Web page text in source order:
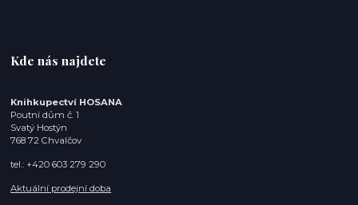
Kde nás najdete
Knihkupectví HOSANA
Poutní dům č. 1
Svatý Hostýn
768 72 Chvalčov
tel.: +420 603 279 290
Aktuální prodejní doba